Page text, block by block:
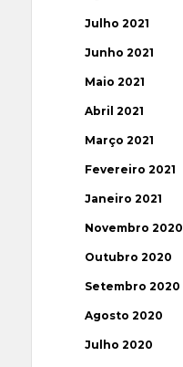
Julho 2021
Junho 2021
Maio 2021
Abril 2021
Março 2021
Fevereiro 2021
Janeiro 2021
Novembro 2020
Outubro 2020
Setembro 2020
Agosto 2020
Julho 2020